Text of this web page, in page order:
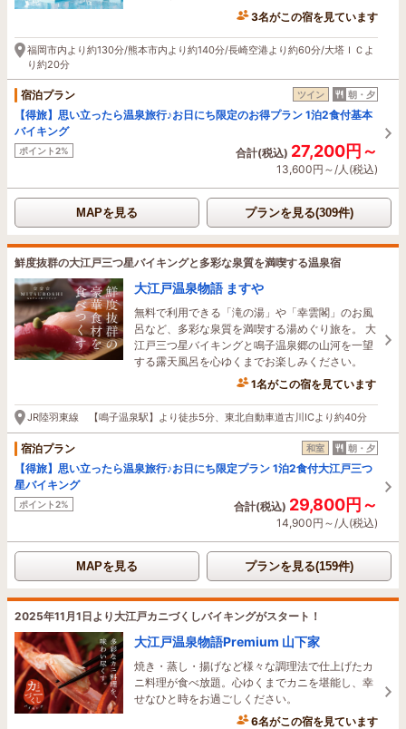
3名がこの宿を見ています
2時間前に予約されました
福岡市内より約130分/熊本市内より約140分/長崎空港より約60分/大塔ＩＣよ
り約20分
宿泊プラン ツイン 朝・夕
【得旅】思い立ったら温泉旅行♪お日にち限定のお得プラン 1泊2食付基本
バイキング
ポイント2% 合計(税込) 27,200円～
13,600円～/人(税込)
MAPを見る プランを見る(309件)
鮮度抜群の大江戸三つ星バイキングと多彩な泉質を満喫する温泉宿
大江戸温泉物語 ますや
無料で利用できる「滝の湯」や「幸雲閣」のお風
呂など、多彩な泉質を満喫する湯めぐり旅を。 大
江戸三つ星バイキングと鳴子温泉郷の山河を一望
する露天風呂を心ゆくまでお楽しみください。
1名がこの宿を見ています
3時間前に予約されました
JR陸羽東線 【鳴子温泉駅】より徒歩5分、東北自動車道古川ICより約40分
宿泊プラン 和室 朝・夕
【得旅】思い立ったら温泉旅行♪お日にち限定プラン 1泊2食付大江戸三つ
星バイキング
ポイント2% 合計(税込) 29,800円～
14,900円～/人(税込)
MAPを見る プランを見る(159件)
2025年11月1日より大江戸カニづくしバイキングがスタート！
大江戸温泉物語Premium 山下家
焼き・蒸し・揚げなど様々な調理法で仕上げたカ
ニ料理が食べ放題。心ゆくまでカニを堪能し、幸
せなひと時をお過ごしください。
6名がこの宿を見ています